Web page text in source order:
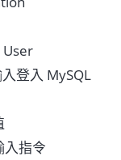
User
登入 MySQL
入指令